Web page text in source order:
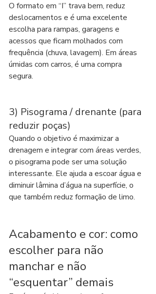
O formato em “I” trava bem, reduz
deslocamentos e é uma excelente
escolha para rampas, garagens e
acessos que ficam molhados com
frequência (chuva, lavagem). Em áreas
úmidas com carros, é uma compra
segura.
3) Pisograma / drenante (para
reduzir poças)
Quando o objetivo é maximizar a
drenagem e integrar com áreas verdes,
o pisograma pode ser uma solução
interessante. Ele ajuda a escoar água e
diminuir lâmina d’água na superfície, o
que também reduz formação de limo.
Acabamento e cor: como
escolher para não
manchar e não
“esquentar” demais